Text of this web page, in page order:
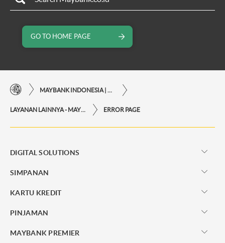
GO TO HOME PAGE
ERROR PAGE
DIGITAL SOLUTIONS
SIMPANAN
KARTU KREDIT
PINJAMAN
MAYBANK PREMIER